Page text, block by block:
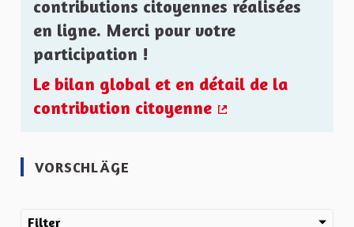
contributions citoyennes réalisées
en ligne. Merci pour votre
participation !
Le bilan global et en détail de la
contribution citoyenne
VORSCHLÄGE
Filter